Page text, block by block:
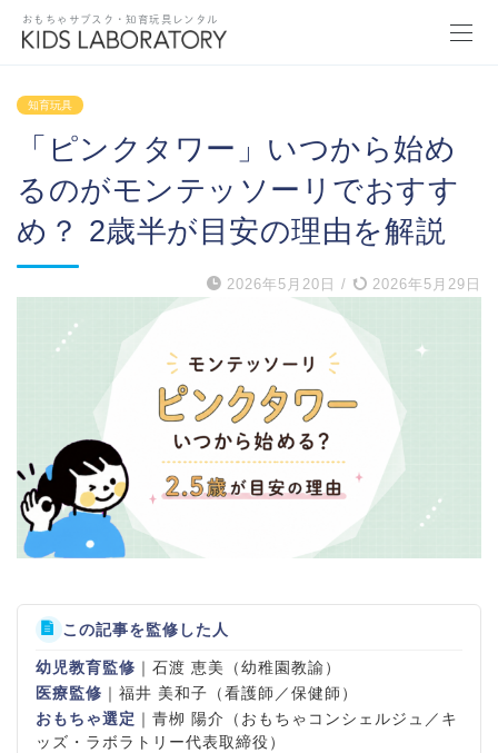
おもちゃサブスク・知育玩具レンタル
知育玩具
「ピンクタワー」いつから始め
るのがモンテッソーリでおすす
め？ 2歳半が目安の理由を解説
2026年5月20日 / 2026年5月29日
この記事を監修した人
幼児教育監修 ｜石渡 恵美（幼稚園教諭）
医療監修 ｜福井 美和子（看護師／保健師）
おもちゃ選定 ｜青栁 陽介（おもちゃコンシェルジュ／キ
ッズ・ラボラトリー代表取締役）